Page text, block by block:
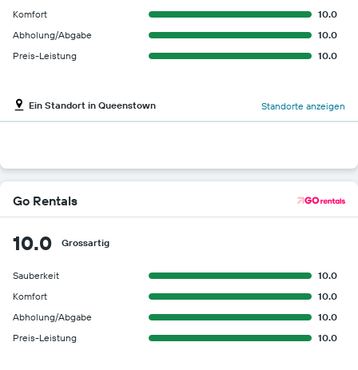
Komfort
10.0
Abholung/Abgabe
10.0
Preis-Leistung
10.0
Ein Standort in Queenstown Standorte anzeigen
Go Rentals
10.0 Grossartig
Sauberkeit
10.0
Komfort
10.0
Abholung/Abgabe
10.0
Preis-Leistung
10.0